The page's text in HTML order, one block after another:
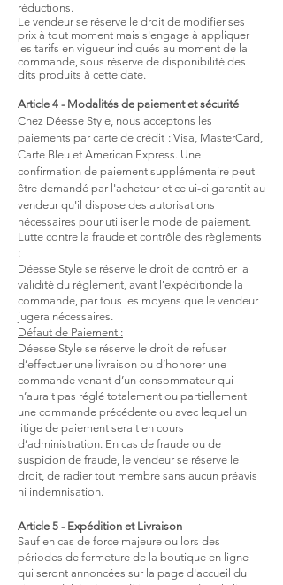
réductions.
Le vendeur se réserve le droit de modifier ses
prix à tout moment mais s'engage à appliquer
les tarifs en vigueur indiqués au moment de la
commande, sous réserve de disponibilité des
dits produits à cette date.
Article 4 - Modalités de paiement et sécurité
Chez Déesse Style, nous acceptons les
paiements par carte de crédit : Visa, MasterCard,
Carte Bleu et American Express. Une
confirmation de paiement supplémentaire peut
être demandé par l'acheteur et celui-ci garantit au
vendeur qu'il dispose des autorisations
nécessaires pour utiliser le mode de paiement.
Lutte contre la fraude et contrôle des règlements
:
Déesse Style se réserve le droit de contrôler la
validité du règlement, avant l’expéditionde la
commande, par tous les moyens que le vendeur
jugera nécessaires.
Défaut de Paiement :
Déesse Style se réserve le droit de refuser
d’effectuer une livraison ou d’honorer une
commande venant d’un consommateur qui
n’aurait pas réglé totalement ou partiellement
une commande précédente ou avec lequel un
litige de paiement serait en cours
d’administration. En cas de fraude ou de
suspicion de fraude, le vendeur se réserve le
droit, de radier tout membre sans aucun préavis
ni indemnisation.
Article 5 - Expédition et Livraison
Sauf en cas de force majeure ou lors des
périodes de fermeture de la boutique en ligne
qui seront annoncées sur la page d'accueil du